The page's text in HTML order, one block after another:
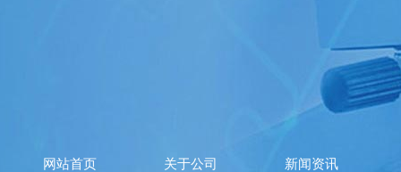
网站首页 关于公司 新闻资讯